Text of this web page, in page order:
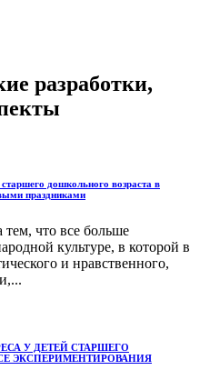
разработки,
старшего дошкольного возраста в
праздниками
тем, что все больше
культуре, в которой в
и нравственного,
У ДЕТЕЙ СТАРШЕГО
ЭКСПЕРИМЕНТИРОВАНИЯ